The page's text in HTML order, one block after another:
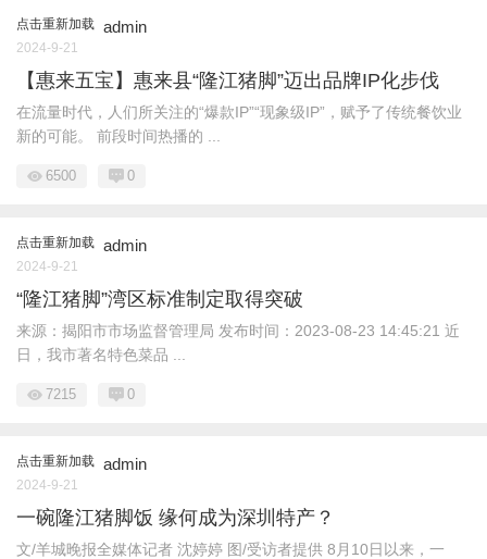
点击重新加载 admin
2024-9-21
【惠来五宝】惠来县“隆江猪脚”迈出品牌IP化步伐
在流量时代，人们所关注的“爆款IP”“现象级IP”，赋予了传统餐饮业
新的可能。 前段时间热播的 ...
6500 0
点击重新加载 admin
2024-9-21
“隆江猪脚”湾区标准制定取得突破
来源：揭阳市市场监督管理局 发布时间：2023-08-23 14:45:21 近
日，我市著名特色菜品 ...
7215 0
点击重新加载 admin
2024-9-21
一碗隆江猪脚饭 缘何成为深圳特产？
文/羊城晚报全媒体记者 沈婷婷 图/受访者提供 8月10日以来，一